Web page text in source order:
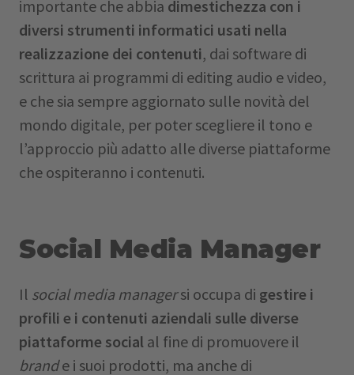
importante che abbia dimestichezza con i
diversi strumenti informatici usati nella
realizzazione dei contenuti, dai software di
scrittura ai programmi di editing audio e video,
e che sia sempre aggiornato sulle novità del
mondo digitale, per poter scegliere il tono e
l’approccio più adatto alle diverse piattaforme
che ospiteranno i contenuti.
Social Media Manager
Il social media managersi occupa di gestire i
profili e i contenuti aziendali sulle diverse
piattaforme social al fine di promuovere il
brande i suoi prodotti, ma anche di